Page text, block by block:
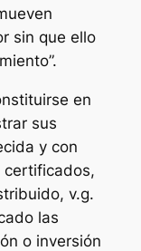
sin que ello
en
sus
y con
certificados,
v.g.
las
o inversión